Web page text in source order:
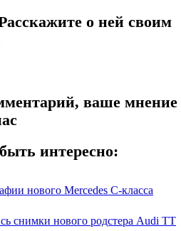
о ней своим
ваше мнение
интересно:
нового Mercedes C-класса
снимки нового родстера Audi TT